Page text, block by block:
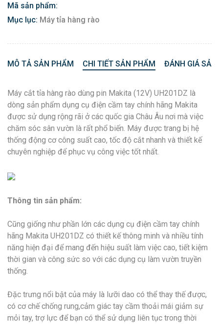
Mã sản phẩm:
Mục lục: Máy tỉa hàng rào
MÔ TẢ SẢN PHẨM CHI TIẾT SẢN PHẨM ĐÁNH GIÁ
Máy cắt tỉa hàng rào dùng pin Makita (12V) UH201DZ là
dòng sản phẩm dụng cụ điện cầm tay chính hãng Makita
được sử dụng rộng rãi ở các quốc gia Châu Âu nơi mà việc
chăm sóc sân vườn là rất phổ biến. Máy được trang bị hệ
thống động cơ công suất cao, tốc độ cắt nhanh và thiết kế
chuyên nghiệp để phục vụ công việc tốt nhất.
Thông tin sản phẩm:
Cũng giống như phần lớn các dụng cụ điện cầm tay chính
hãng Makita UH201DZ có thiết kế thông minh và nhiều tính
năng hiện đại để mang đến hiệu suất làm việc cao, tiết kiệm
thời gian và công sức so với các dụng cụ làm vườn truyền
thống.
Đặc trưng nổi bật của máy là lưỡi dao có thể thay thế được,
có cơ chế chống rung,cảm giác tay cầm thoải mái giảm sự
mỏi tay, trợ lực để bạn có thể sử dụng liên tục trong thời